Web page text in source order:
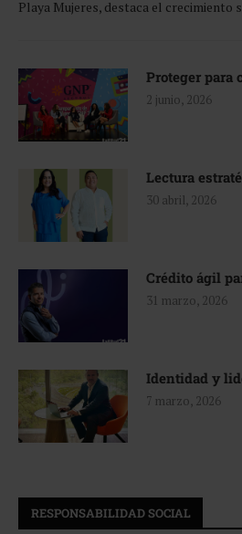
Playa Mujeres, destaca el crecimiento
Proteger para
2 junio, 2026
Lectura
30 abril, 2026
Crédito ágil
31 marzo, 2026
Identidad y
7 marzo, 2026
RESPONSABILIDAD SOCIAL